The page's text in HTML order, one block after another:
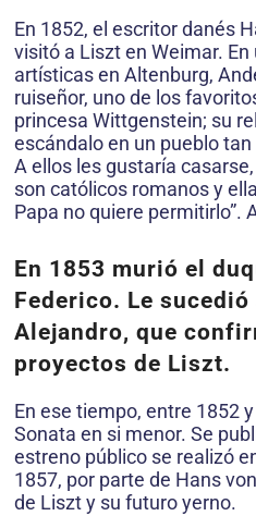
En 1852, el escritor danés
visitó a Liszt en Weimar.
artísticas en Altenburg,
ruiseñor, uno de los
princesa Wittgenstein; su
escándalo en un pueblo
A ellos les gustaría
son católicos romanos y
Papa no quiere permitirlo”.
En 1853 murió el
Federico. Le
Alejandro, que
proyectos de Liszt.
En ese tiempo, entre 1852
Sonata en si menor. Se
estreno público se realizó
1857, por parte de Hans
de Liszt y su futuro yerno.